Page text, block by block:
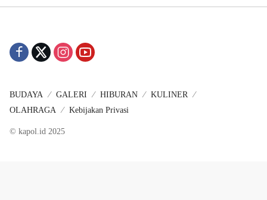
BUDAYA GALERI HIBURAN
KULINER
OLAHRAGA
Kebijakan Privasi
© kapol.id 2025